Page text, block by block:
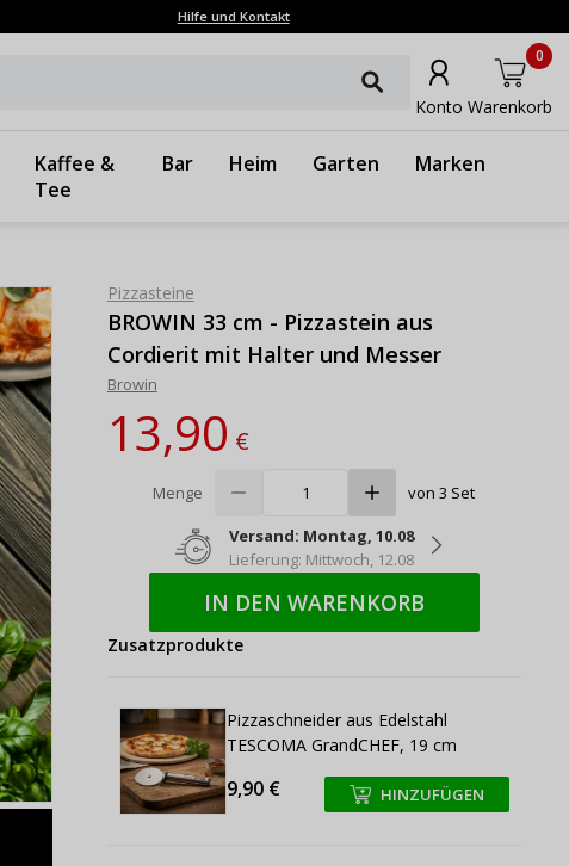
Hilfe und Kontakt
Konto Warenkorb
0
Kaffee &
Tee
Bar Heim Garten Marken
Pizzasteine
BROWIN 33 cm - Pizzastein aus
Cordierit mit Halter und Messer
Browin
13,90€
Menge von 3 Set
Versand: Montag, 10.08
Lieferung: Mittwoch, 12.08
IN DEN WARENKORB
Zusatzprodukte
Pizzaschneider aus Edelstahl
TESCOMA GrandCHEF, 19 cm
9,90 € +
+ HINZUFÜGEN